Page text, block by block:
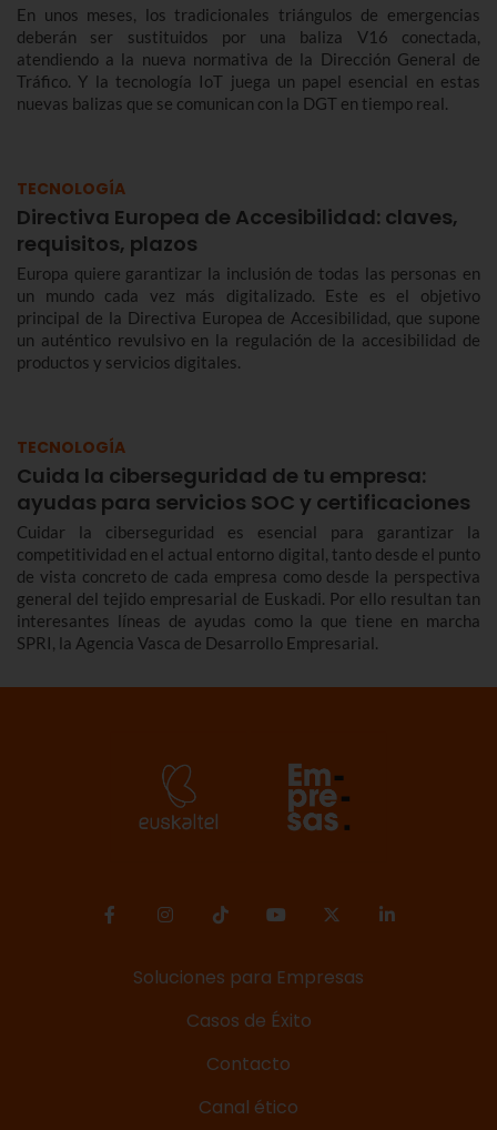
En unos meses, los tradicionales triángulos de emergencias
deberán ser sustituidos por una baliza V16 conectada,
atendiendo a la nueva normativa de la Dirección General de
Tráfico. Y la tecnología IoT juega un papel esencial en estas
nuevas balizas que se comunican con la DGT en tiempo real.
TECNOLOGÍA
Directiva Europea de Accesibilidad: claves,
requisitos, plazos
Europa quiere garantizar la inclusión de todas las personas en
un mundo cada vez más digitalizado. Este es el objetivo
principal de la Directiva Europea de Accesibilidad, que supone
un auténtico revulsivo en la regulación de la accesibilidad de
productos y servicios digitales.
TECNOLOGÍA
Cuida la ciberseguridad de tu empresa:
ayudas para servicios SOC y certificaciones
Cuidar la ciberseguridad es esencial para garantizar la
competitividad en el actual entorno digital, tanto desde el punto
de vista concreto de cada empresa como desde la perspectiva
general del tejido empresarial de Euskadi. Por ello resultan tan
interesantes líneas de ayudas como la que tiene en marcha
SPRI, la Agencia Vasca de Desarrollo Empresarial.
Soluciones para Empresas
Casos de Éxito
Contacto
Canal ético